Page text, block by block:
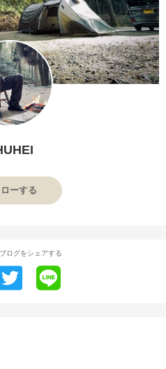
ーする
ログをシェアする